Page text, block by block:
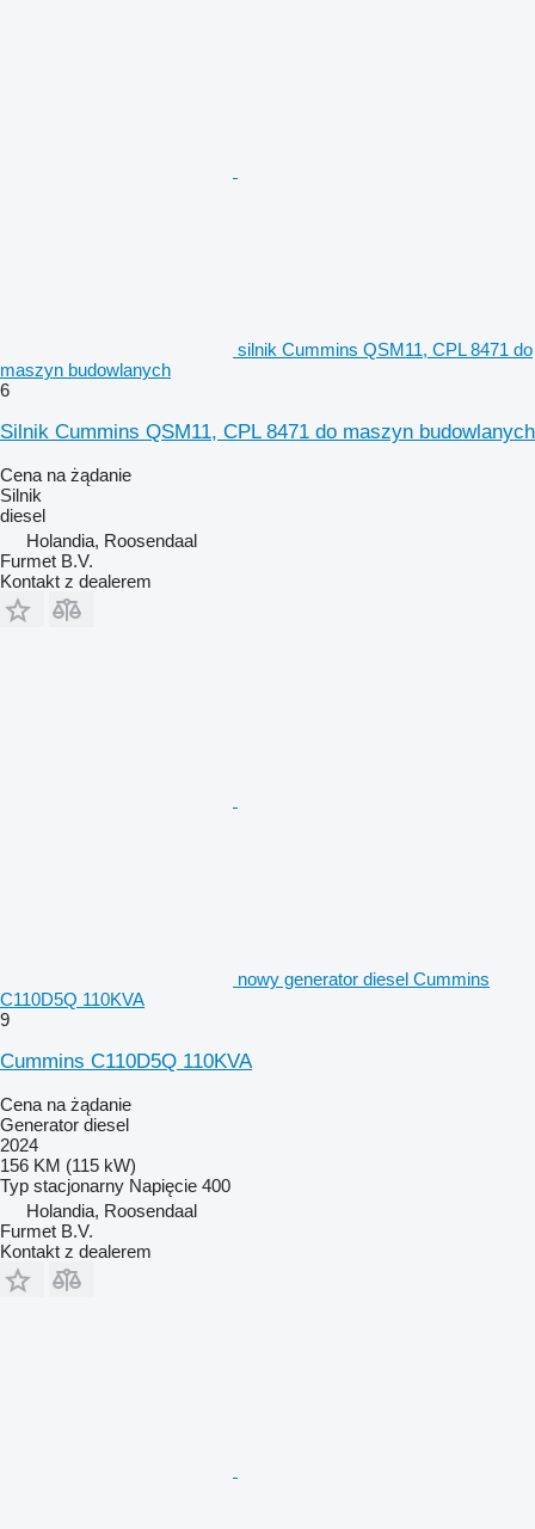
silnik Cummins QSM11, CPL 8471 do
maszyn budowlanych
6
Silnik Cummins QSM11, CPL 8471 do maszyn budowlanych
Cena na żądanie
Silnik
diesel
Holandia, Roosendaal
Furmet B.V.
Kontakt z dealerem
nowy generator diesel Cummins
C110D5Q 110KVA
9
Cummins C110D5Q 110KVA
Cena na żądanie
Generator diesel
2024
156 KM (115 kW)
Typ stacjonarny Napięcie 400
Holandia, Roosendaal
Furmet B.V.
Kontakt z dealerem